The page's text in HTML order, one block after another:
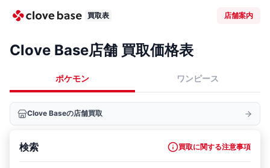
買取表 店舗案内
Clove Base店舗 買取価格表
ポケモン ワンピース
Clove Baseの店舗買取
検索 買取に関する注意事項